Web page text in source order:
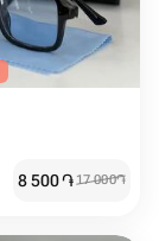
8 500֏17 000֏